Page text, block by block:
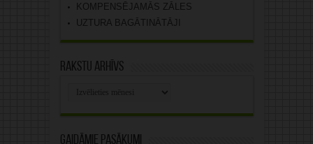
KOMPENSĒJAMĀS ZĀLES
UZTURA BAGĀTINĀTĀJI
Rakstu arhīvs
Gaidāmie pasākumi